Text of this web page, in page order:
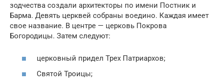
зодчества создали архитекторы по имени Постник и
Барма. Девять церквей собраны воедино. Каждая имеет
свое название. В центре — церковь Покрова
Богородицы. Затем следуют:
церковный придел Трех Патриархов;
Святой Троицы;